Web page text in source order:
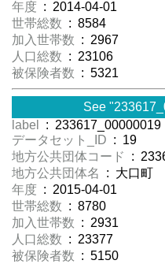
年度 : 2014-04-01
世帯総数 : 8584
加入世帯数 : 2967
人口総数 : 23106
被保険者数 : 5321
See
label
: 233617_00000019
データセット_ID : 19
地方公共団体コード
:
地方公共団体名
: 大口町
年度 : 2015-04-01
世帯総数 : 8780
加入世帯数 : 2931
人口総数 : 23377
被保険者数 : 5150